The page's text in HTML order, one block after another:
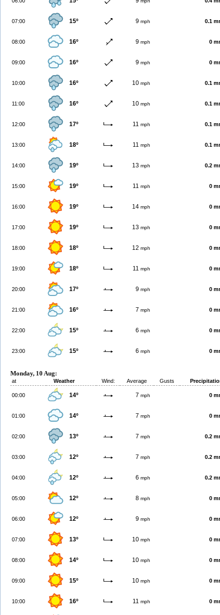
07:00 15º 9 mph 0.1
08:00 16º 9 mph 0
09:00 16º 9 mph 0
10:00 16º 10 mph 0.1
11:00 16º 10 mph 0.1
12:00 17º 11 mph 0.1
13:00 18º 11 mph 0.1
14:00 19º 13 mph 0.2
15:00 19º 11 mph 0
16:00 19º 14 mph 0
17:00 19º 13 mph 0
18:00 18º 12 mph 0
19:00 18º 11 mph 0
20:00 17º 9 mph 0
21:00 16º 7 mph 0
22:00 15º 6 mph 0
23:00 15º 6 mph 0
Monday, 10 Aug:
at Weather Wind: Average Gusts
00:00 14º 7 mph 0
01:00 14º 7 mph 0
02:00 13º 7 mph 0.2
03:00 12º 7 mph 0.2
04:00 12º 6 mph 0.2
05:00 12º 8 mph 0
06:00 12º 9 mph 0
07:00 13º 10 mph 0
08:00 14º 10 mph 0
09:00 15º 10 mph 0
10:00 16º 11 mph 0